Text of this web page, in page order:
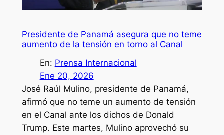
Presidente de Panamá asegura que no teme
aumento de la tensión en torno al Canal
En: Prensa Internacional
Ene 20, 2026
José Raúl Mulino, presidente de Panamá,
afirmó que no teme un aumento de tensión
en el Canal ante los dichos de Donald
Trump. Este martes, Mulino aprovechó su